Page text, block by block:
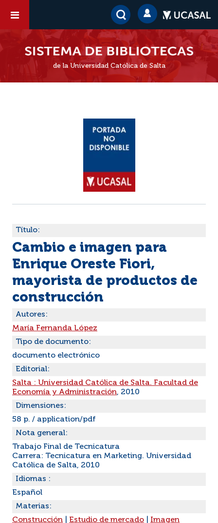
de la Universidad Católica de Salta
Título:
Cambio e imagen para
Enrique Oreste Fiori,
mayorista de productos de
construcción
Autores:
María Fernanda López
Tipo de documento:
documento electrónico
Editorial:
Salta : Universidad Católica de Salta. Facultad de
Economía y Administración, 2010
Dimensiones:
58 p. / application/pdf
Nota general:
Trabajo Final de Tecnicatura
Carrera: Tecnicatura en Marketing. Universidad
Católica de Salta, 2010
Idiomas :
Español
Materias:
Construcción
Estudio de mercado
Imagen